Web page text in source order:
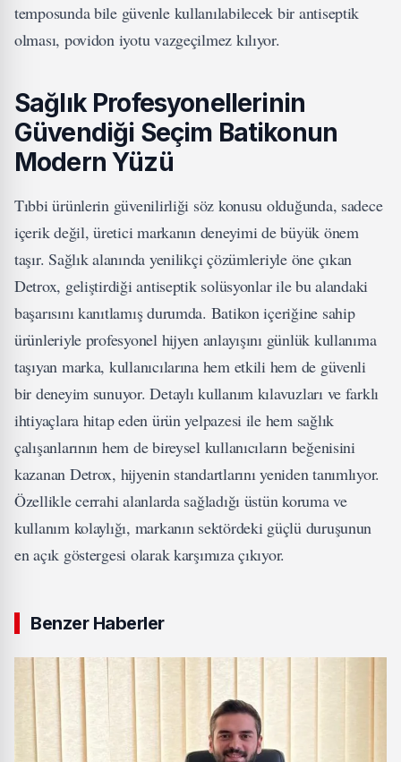
temposunda bile güvenle kullanılabilecek bir antiseptik
olması, povidon iyotu vazgeçilmez kılıyor.
Sağlık Profesyonellerinin
Güvendiği Seçim Batikonun
Modern Yüzü
Tıbbi ürünlerin güvenilirliği söz konusu olduğunda, sadece
içerik değil, üretici markanın deneyimi de büyük önem
taşır. Sağlık alanında yenilikçi çözümleriyle öne çıkan
Detrox, geliştirdiği antiseptik solüsyonlar ile bu alandaki
başarısını kanıtlamış durumda. Batikon içeriğine sahip
ürünleriyle profesyonel hijyen anlayışını günlük kullanıma
taşıyan marka, kullanıcılarına hem etkili hem de güvenli
bir deneyim sunuyor. Detaylı kullanım kılavuzları ve farklı
ihtiyaçlara hitap eden ürün yelpazesi ile hem sağlık
çalışanlarının hem de bireysel kullanıcıların beğenisini
kazanan Detrox, hijyenin standartlarını yeniden tanımlıyor.
Özellikle cerrahi alanlarda sağladığı üstün koruma ve
kullanım kolaylığı, markanın sektördeki güçlü duruşunun
en açık göstergesi olarak karşımıza çıkıyor.
Benzer Haberler